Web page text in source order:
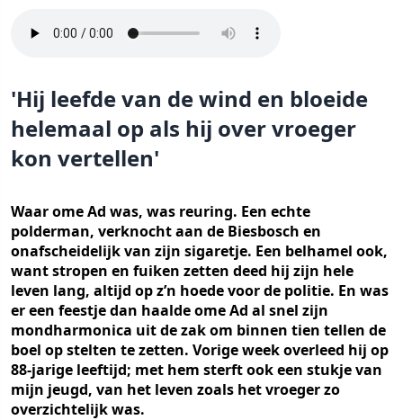
'Hij leefde van de wind en bloeide
helemaal op als hij over vroeger
kon vertellen'
Waar ome Ad was, was reuring. Een echte
polderman, verknocht aan de Biesbosch en
onafscheidelijk van zijn sigaretje. Een belhamel ook,
want stropen en fuiken zetten deed hij zijn hele
leven lang, altijd op z’n hoede voor de politie. En was
er een feestje dan haalde ome Ad al snel zijn
mondharmonica uit de zak om binnen tien tellen de
boel op stelten te zetten. Vorige week overleed hij op
88-jarige leeftijd; met hem sterft ook een stukje van
mijn jeugd, van het leven zoals het vroeger zo
overzichtelijk was.